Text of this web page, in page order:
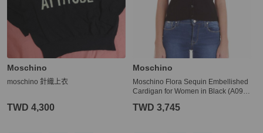
Moschino
moschino 針織上衣
TWD 4,300
Moschino
Moschino Flora Sequin Embellished
Cardigan for Women in Black (A091
TWD 3,745